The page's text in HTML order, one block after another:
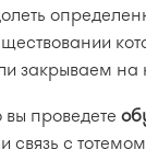
закрываем на
вы проведете
связь с